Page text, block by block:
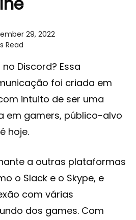
29, 2022
Read
no Discord? Essa
foi criada em
intuito de ser uma
em gamers, público-alvo
hoje.
a outras plataformas
o Slack e o Skype, e
com várias
dos games. Com